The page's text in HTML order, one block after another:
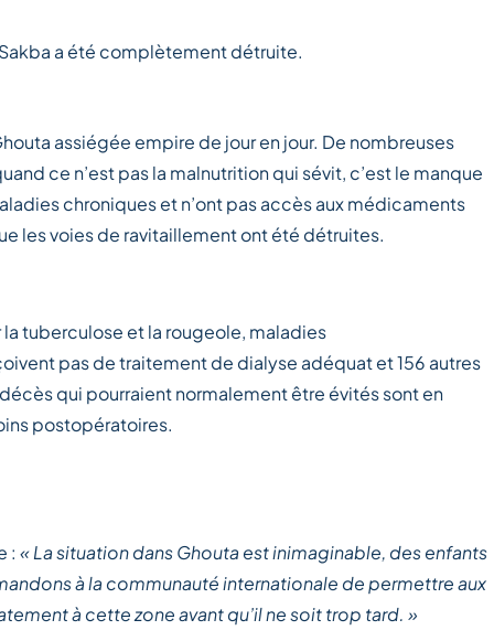
a été complètement détruite.
assiégée empire de jour en jour. De nombreuses
ce n’est pas la malnutrition qui sévit, c’est le manque
chroniques et n’ont pas accès aux médicaments
les voies de ravitaillement ont été détruites.
tuberculose et la rougeole, maladies
pas de traitement de dialyse adéquat et 156 autres
qui pourraient normalement être évités sont en
postopératoires.
: « La situation dans Ghouta est inimaginable, des enfants
à la communauté internationale de permettre aux
à cette zone avant qu’il ne soit trop tard. »